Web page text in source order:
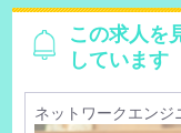
この求人を
しています
ネットワークエンジ